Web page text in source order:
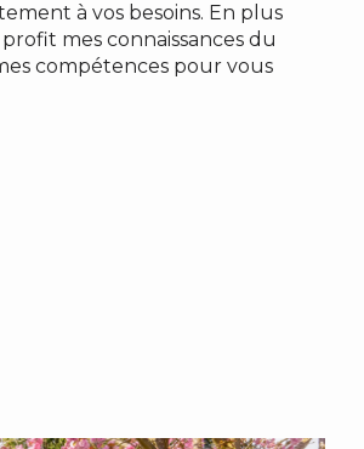
à vos besoins. En plus
mes connaissances du
compétences pour vous